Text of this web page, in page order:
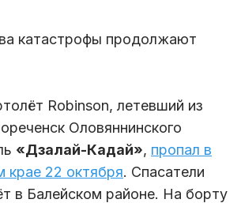
катастрофы продолжают
Robinson, летевший из
Оловяннинского
«Дзалай-Кадай», пропал в
крае 22 октября. Спасатели
в Балейском районе. На борту